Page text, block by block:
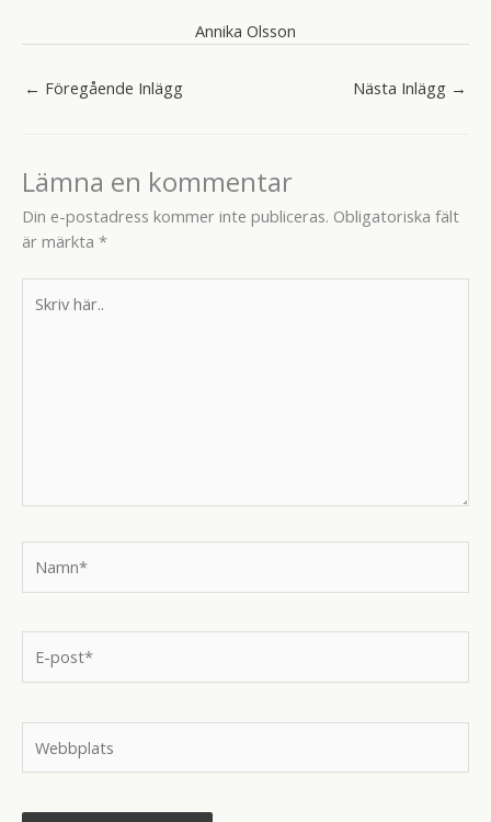
Annika Olsson
← Föregående Inlägg Nästa Inlägg →
Lämna en kommentar
Din e-postadress kommer inte publiceras. Obligatoriska fält
är märkta *
här..
post*